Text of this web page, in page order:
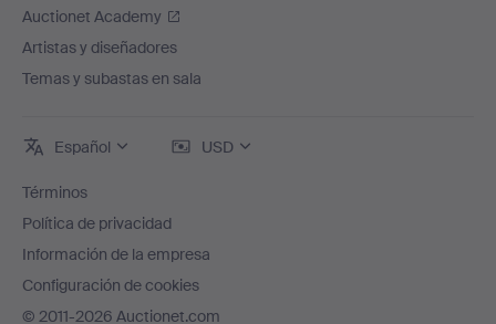
Auctionet Academy
Artistas y diseñadores
Temas y subastas en sala
Español USD
Términos
Política de privacidad
Información de la empresa
Configuración de cookies
© 2011-2026 Auctionet.com